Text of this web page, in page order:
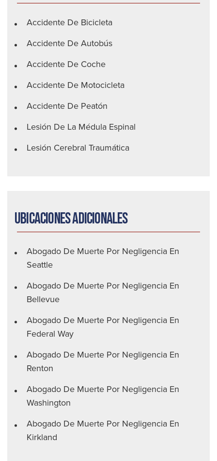
Accidente De Bicicleta
Accidente De Autobús
Accidente De Coche
Accidente De Motocicleta
Accidente De Peatón
Lesión De La Médula Espinal
Lesión Cerebral Traumática
Ubicaciones adicionales
Abogado De Muerte Por Negligencia En
Seattle
Abogado De Muerte Por Negligencia En
Bellevue
Abogado De Muerte Por Negligencia En
Federal Way
Abogado De Muerte Por Negligencia En
Renton
Abogado De Muerte Por Negligencia En
Washington
Abogado De Muerte Por Negligencia En
Kirkland